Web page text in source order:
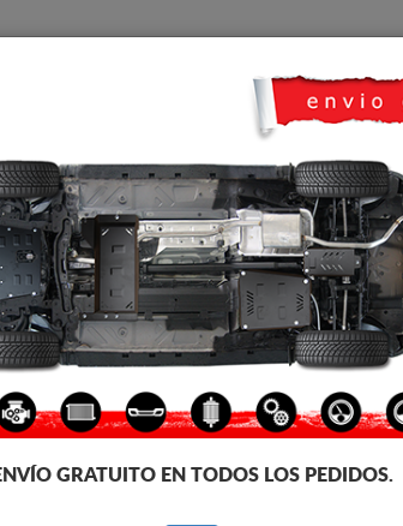
TRANSPORTE
para el motor y la caja de cambios de los
carter metalico, 2-3 mm de espesor, fáciles de
con ITV
GRATUITO EN TODOS LOS PEDIDOS.